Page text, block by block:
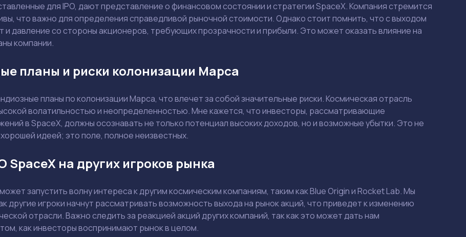
для IPO, дают представление о финансовом состоянии и стратегии SpaceX. Компания стремится
что важно для определения справедливой рыночной стоимости. Однако стоит помнить, что с выходом
и давление со стороны акционеров, требующих прозрачности и прибыли. Это может оказать влияние на
компании.
планы и риски колонизации Марса
планы по колонизации Марса, что влечет за собой значительные риски. Космическая отрасль
волатильностью и неопределенностью. Мне кажется, что инвесторы, рассматривающие
в SpaceX, должны осознавать не только потенциал высоких доходов, но и возможные убытки. Это не
идеей; это поле, полное неизвестных.
SpaceX на других игроков рынка
запустить волну интереса к другим космическим компаниям, таким как Blue Origin и Rocket Lab. Мы
другие игроки начнут рассматривать возможность выхода на рынок акций, что приведет к изменению
отрасли. Важно следить за реакцией акций других компаний, так как это может дать нам
как инвесторы воспринимают рынок в целом.
Смотреть Смотреть
Задать вопрос эксперту
Выбрать эксперта
Ваш e-mail не будет опубликован
Даю согласие на обработку персональных данных
Отправить вопрос
Смотреть Смотреть